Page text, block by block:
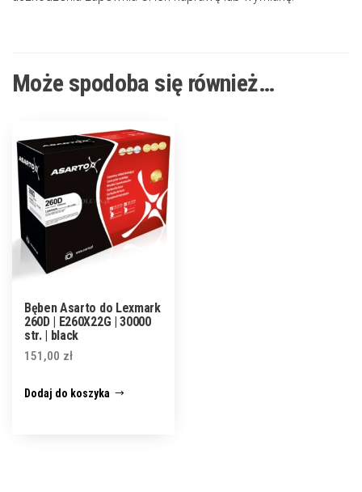
Może spodoba się również…
Bęben Asarto do Lexmark
260D | E260X22G | 30000
str. | black
151,00 zł
Dodaj do koszyka